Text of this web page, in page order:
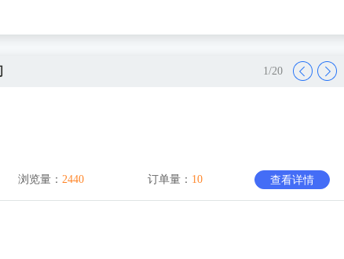
1/20
查看详情
浏览量： 2440 订单量： 10